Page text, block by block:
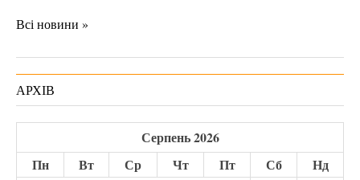
Всі новини »
АРХІВ
Серпень 2026
Пн
Вт Ср Чт Пт Сб Нд